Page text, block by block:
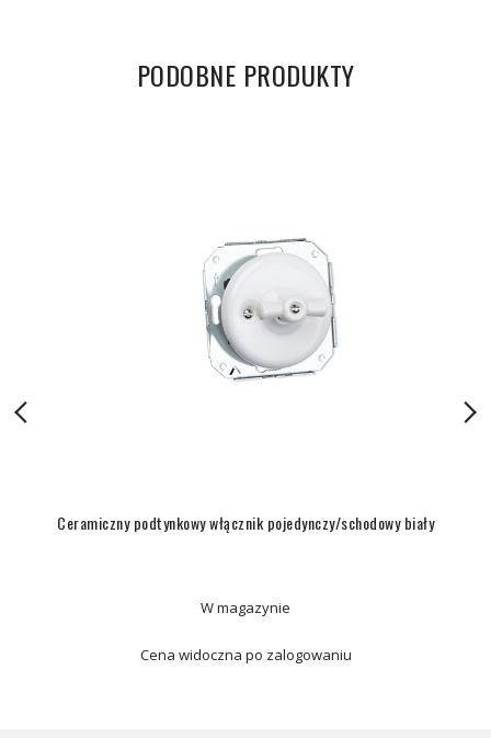
PODOBNE PRODUKTY
Ceramiczny podtynkowy włącznik pojedynczy/schodowy biały
W magazynie
Cena widoczna po zalogowaniu